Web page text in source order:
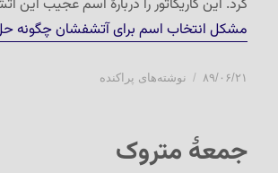
کرد. این کاریکاتور را دربارهٔ اسم عجیب این
مشکل انتخاب اسم برای آتشفشان چگونه
ارسال
۸۹/۰۶/۲۱ دسته‌ها
نوشته‌های پراکنده
جمعهٔ متروک